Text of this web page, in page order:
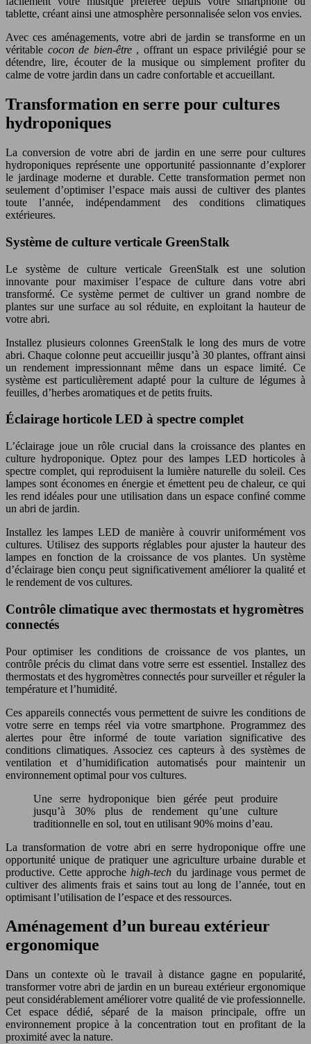
tablette, créant ainsi une atmosphère personnalisée selon vos envies.
Avec ces aménagements, votre abri de jardin se transforme en un
véritable cocon de bien-être , offrant un espace privilégié pour se
détendre, lire, écouter de la musique ou simplement profiter du
calme de votre jardin dans un cadre confortable et accueillant.
Transformation en serre pour cultures
hydroponiques
La conversion de votre abri de jardin en une serre pour cultures
hydroponiques représente une opportunité passionnante d’explorer
le jardinage moderne et durable. Cette transformation permet non
seulement d’optimiser l’espace mais aussi de cultiver des plantes
toute l’année, indépendamment des conditions climatiques
extérieures.
Système de culture verticale GreenStalk
Le système de culture verticale GreenStalk est une solution
innovante pour maximiser l’espace de culture dans votre abri
transformé. Ce système permet de cultiver un grand nombre de
plantes sur une surface au sol réduite, en exploitant la hauteur de
votre abri.
Installez plusieurs colonnes GreenStalk le long des murs de votre
abri. Chaque colonne peut accueillir jusqu’à 30 plantes, offrant ainsi
un rendement impressionnant même dans un espace limité. Ce
système est particulièrement adapté pour la culture de légumes à
feuilles, d’herbes aromatiques et de petits fruits.
Éclairage horticole LED à spectre complet
L’éclairage joue un rôle crucial dans la croissance des plantes en
culture hydroponique. Optez pour des lampes LED horticoles à
spectre complet, qui reproduisent la lumière naturelle du soleil. Ces
lampes sont économes en énergie et émettent peu de chaleur, ce qui
les rend idéales pour une utilisation dans un espace confiné comme
un abri de jardin.
Installez les lampes LED de manière à couvrir uniformément vos
cultures. Utilisez des supports réglables pour ajuster la hauteur des
lampes en fonction de la croissance de vos plantes. Un système
d’éclairage bien conçu peut significativement améliorer la qualité et
le rendement de vos cultures.
Contrôle climatique avec thermostats et hygromètres
connectés
Pour optimiser les conditions de croissance de vos plantes, un
contrôle précis du climat dans votre serre est essentiel. Installez des
thermostats et des hygromètres connectés pour surveiller et réguler la
température et l’humidité.
Ces appareils connectés vous permettent de suivre les conditions de
votre serre en temps réel via votre smartphone. Programmez des
alertes pour être informé de toute variation significative des
conditions climatiques. Associez ces capteurs à des systèmes de
ventilation et d’humidification automatisés pour maintenir un
environnement optimal pour vos cultures.
Une serre hydroponique bien gérée peut produire
jusqu’à 30% plus de rendement qu’une culture
traditionnelle en sol, tout en utilisant 90% moins d’eau.
La transformation de votre abri en serre hydroponique offre une
opportunité unique de pratiquer une agriculture urbaine durable et
productive. Cette approchehigh-tech du jardinage vous permet de
cultiver des aliments frais et sains tout au long de l’année, tout en
optimisant l’utilisation de l’espace et des ressources.
Aménagement d’un bureau extérieur
ergonomique
Dans un contexte où le travail à distance gagne en popularité,
transformer votre abri de jardin en un bureau extérieur ergonomique
peut considérablement améliorer votre qualité de vie professionnelle.
Cet espace dédié, séparé de la maison principale, offre un
environnement propice à la concentration tout en profitant de la
proximité avec la nature.